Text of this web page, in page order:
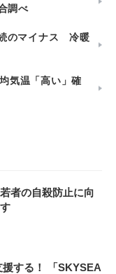
調べ
のマイナス 冷暖
気温「高い」確
者の自殺防止に向
する！ 「SKYSEA